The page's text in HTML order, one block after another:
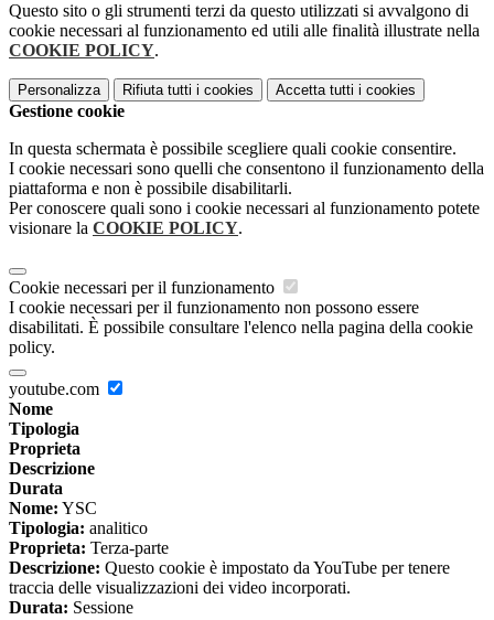
Questo sito o gli strumenti terzi da questo utilizzati si avvalgono di
cookie necessari al funzionamento ed utili alle finalità illustrate nella
COOKIE POLICY.
Personalizza Rifiuta tutti i cookies Accetta tutti i cookies
Gestione cookie
In questa schermata è possibile scegliere quali cookie consentire.
I cookie necessari sono quelli che consentono il funzionamento della
piattaforma e non è possibile disabilitarli.
Per conoscere quali sono i cookie necessari al funzionamento potete
visionare la COOKIE POLICY.
Cookie necessari per il funzionamento
I cookie necessari per il funzionamento non possono essere
disabilitati. È possibile consultare l'elenco nella pagina della cookie
policy.
youtube.com
Nome
Tipologia
Proprieta
Descrizione
Durata
Nome: YSC
Tipologia: analitico
Proprieta: Terza-parte
Descrizione: Questo cookie è impostato da YouTube per tenere
traccia delle visualizzazioni dei video incorporati.
Durata: Sessione